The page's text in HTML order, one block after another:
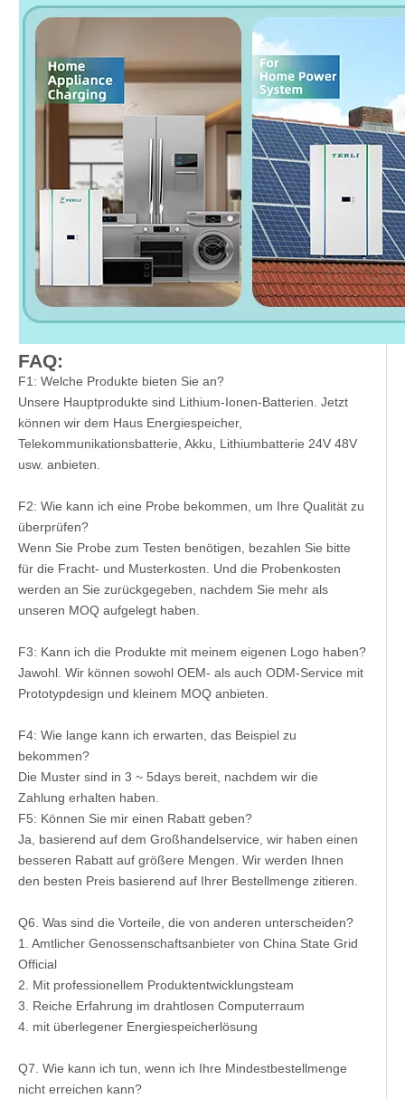
FAQ:
F1: Welche Produkte bieten Sie an?
Unsere Hauptprodukte sind Lithium-Ionen-Batterien. Jetzt
können wir dem Haus Energiespeicher,
Telekommunikationsbatterie, Akku, Lithiumbatterie 24V 48V
usw. anbieten.
F2: Wie kann ich eine Probe bekommen, um Ihre Qualität zu
überprüfen?
Wenn Sie Probe zum Testen benötigen, bezahlen Sie bitte
für die Fracht- und Musterkosten. Und die Probenkosten
werden an Sie zurückgegeben, nachdem Sie mehr als
unseren MOQ aufgelegt haben.
F3: Kann ich die Produkte mit meinem eigenen Logo haben?
Jawohl. Wir können sowohl OEM- als auch ODM-Service mit
Prototypdesign und kleinem MOQ anbieten.
F4: Wie lange kann ich erwarten, das Beispiel zu
bekommen?
Die Muster sind in 3 ~ 5days bereit, nachdem wir die
Zahlung erhalten haben.
F5: Können Sie mir einen Rabatt geben?
Ja, basierend auf dem Großhandelservice, wir haben einen
besseren Rabatt auf größere Mengen. Wir werden Ihnen
den besten Preis basierend auf Ihrer Bestellmenge zitieren.
Q6. Was sind die Vorteile, die von anderen unterscheiden?
1. Amtlicher Genossenschaftsanbieter von China State Grid
Official
2. Mit professionellem Produktentwicklungsteam
3. Reiche Erfahrung im drahtlosen Computerraum
4. mit überlegener Energiespeicherlösung
Q7. Wie kann ich tun, wenn ich Ihre Mindestbestellmenge
nicht erreichen kann?